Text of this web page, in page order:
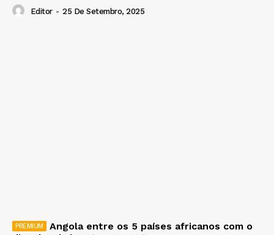
Editor - 25 De Setembro, 2025
Angola entre os 5 países africanos com o